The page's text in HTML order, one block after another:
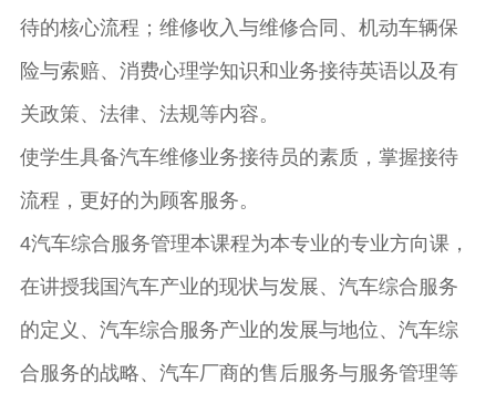
待的核心流程；维修收入与维修合同、机动车辆保
险与索赔、消费心理学知识和业务接待英语以及有
关政策、法律、法规等内容。
使学生具备汽车维修业务接待员的素质，掌握接待
流程，更好的为顾客服务。
4汽车综合服务管理本课程为本专业的专业方向课，
在讲授我国汽车产业的现状与发展、汽车综合服务
的定义、汽车综合服务产业的发展与地位、汽车综
合服务的战略、汽车厂商的售后服务与服务管理等